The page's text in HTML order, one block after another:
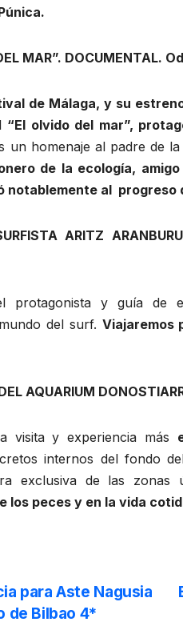
MAR”.
de Málaga, y su
“El olvido del mar”,
un homenaje al padre de
de la ecología,
notablemente al progreso
ARITZ
protagonista y guía de
del surf. Viajaremos
AQUARIUM
visita y experiencia más
internos del fondo
exclusiva de las zonas
los peces y en la vida
para Aste Nagusia
de Bilbao 4*